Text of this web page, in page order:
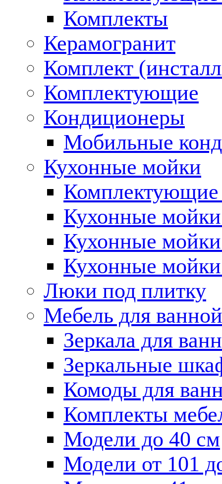
Комплекты
Керамогранит
Комплект
Комплектующие
Кондиционеры
Мобильные
Кухонные мойки
Комплектующие
Кухонные мойки
Кухонные
Кухонные
Люки под плитку
Мебель для
Зеркала для
Зеркальные
Комоды для
Комплекты
Модели до 40 см
Модели от 101